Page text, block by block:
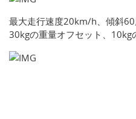
最大走行速度20km/h、傾斜
30kgの重量オフセット、10kg